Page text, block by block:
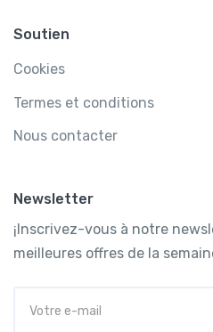
Soutien
Cookies
Termes et conditions
Nous contacter
Newsletter
¡Inscrivez-vous à notre
meilleures offres de la